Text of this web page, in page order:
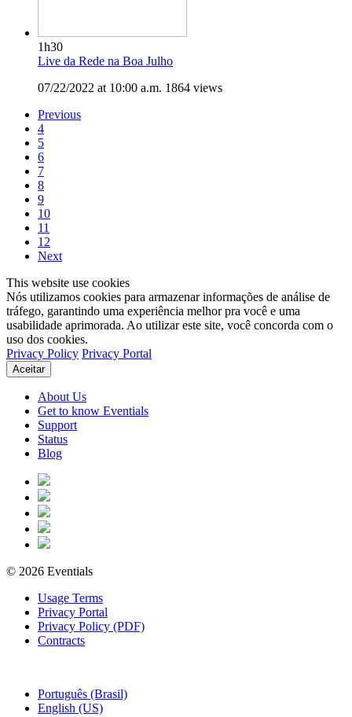
1h30
Live da Rede na Boa Julho
07/22/2022 at 10:00 a.m. 1864 views
Previous
4
5
6
7
8
9
10
11
12
Next
This website use cookies
Nós utilizamos cookies para armazenar informações de análise de
tráfego, garantindo uma experiência melhor pra você e uma
usabilidade aprimorada. Ao utilizar este site, você concorda com o
uso dos cookies.
Privacy Policy Privacy Portal
Aceitar
About Us
Get to know Eventials
Support
Status
Blog
© 2026 Eventials
Usage Terms
Privacy Portal
Privacy Policy (PDF)
Contracts
Português (Brasil)
English (US)